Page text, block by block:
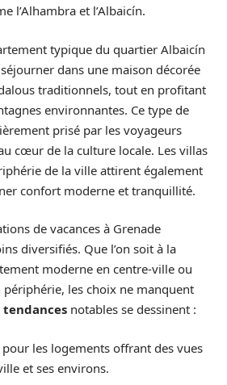
l’Alhambra et l’Albaicín.
typique du quartier Albaicín
dans une maison décorée
traditionnels, tout en profitant
environnantes. Ce type de
prisé par les voyageurs
cœur de la culture locale. Les villas
de la ville attirent également
confort moderne et tranquillité.
de vacances à Grenade
diversifiés. Que l’on soit à la
moderne en centre-ville ou
périphérie, les choix ne manquent
notables se dessinent :
les logements offrant des vues
et ses environs.